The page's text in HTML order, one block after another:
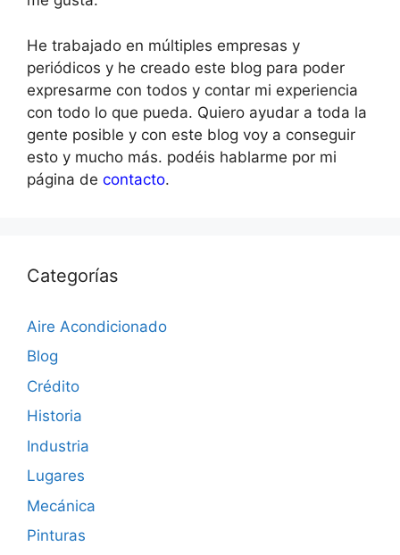
He trabajado en múltiples empresas y
periódicos y he creado este blog para poder
expresarme con todos y contar mi experiencia
con todo lo que pueda. Quiero ayudar a toda la
gente posible y con este blog voy a conseguir
esto y mucho más. podéis hablarme por mi
página de contacto.
Categorías
Aire Acondicionado
Blog
Crédito
Historia
Industria
Lugares
Mecánica
Pinturas